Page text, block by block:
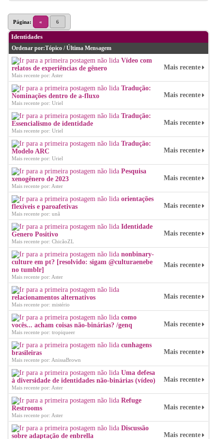
Página: « 6
Identidades
Ordenar por:Tópico /Última Mensagem
Vídeo com
relatos de experiências de gênero
Mais recente por: Aster
Mais recente
Tradução:
Nominações dentro de a-fluxo
Mais recente por: Uriel
Mais recente
Tradução:
Essencialismo de identidade
Mais recente por: Uriel
Mais recente
Tradução:
Modelo ARC
Mais recente por: Uriel
Mais recente
Pesquisa
xenogênero de 2023
Mais recente por: Aster
Mais recente
orientações
flexíveis e paroafetivas
Mais recente por: unã
Mais recente
Identidade
Genero Positivo
Mais recente por: ChicãoZL
Mais recente
nonbinary-
culture em pt? [resolvido: sigam @culturaenebe
no tumblr]
Mais recente por: Aster
Mais recente
relacionamentos alternativos
Mais recente por: mistério
Mais recente
como
vocês... acham coisas não-binárias? /genq
Mais recente por: tropiqueer
Mais recente
cunhagens
brasileiras
Mais recente por: AnissaBrown
Mais recente
Uma defesa
à diversidade de identidades não-binárias (vídeo)
Mais recente por: Aster
Mais recente
Refuge
Restrooms
Mais recente por: Aster
Mais recente
Discussão
sobre adaptação de enbrella
Mais recente